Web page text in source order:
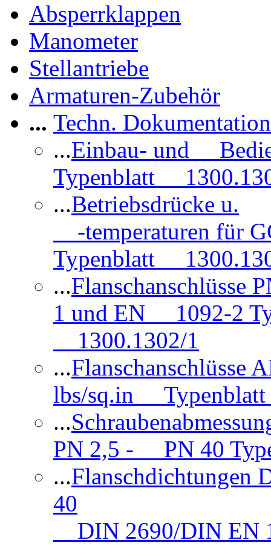
Absperrklappen
Manometer
Stellantriebe
Armaturen-Zubehör
... Techn.
...Einbau- und
Typenblatt
...Betriebsdrücke u.
-temperaturen für
Typenblatt
...
1 und EN 1092-2
1300.1302/1
...
lbs/sq.in Typenblatt
...
PN 2,5 - PN 40
...
40
DIN 2690/DIN EN